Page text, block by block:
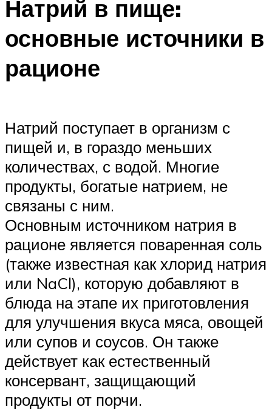
Натрий в пище:
основные источники в
рационе
Натрий поступает в организм с
пищей и, в гораздо меньших
количествах, с водой. Многие
продукты, богатые натрием, не
связаны с ним.
Основным источником натрия в
рационе является поваренная соль
(также известная как хлорид натрия
или NaCl), которую добавляют в
блюда на этапе их приготовления
для улучшения вкуса мяса, овощей
или супов и соусов. Он также
действует как естественный
консервант, защищающий
продукты от порчи.